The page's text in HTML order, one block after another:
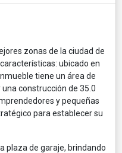
zonas de la ciudad de
ubicado en
tiene un área de
construcción de 35.0
y pequeñas
para establecer su
plaza de garaje, brindando